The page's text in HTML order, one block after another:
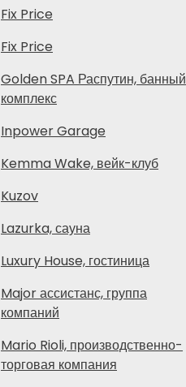
Fix Price
Fix Price
Golden SPA Распутин, банный
комплекс
Inpower Garage
Kemma Wake, вейк-клуб
Kuzov
Lazurka, сауна
Luxury House, гостиница
Major ассистанс, группа
компаний
Mario Rioli, производственно-
торговая компания